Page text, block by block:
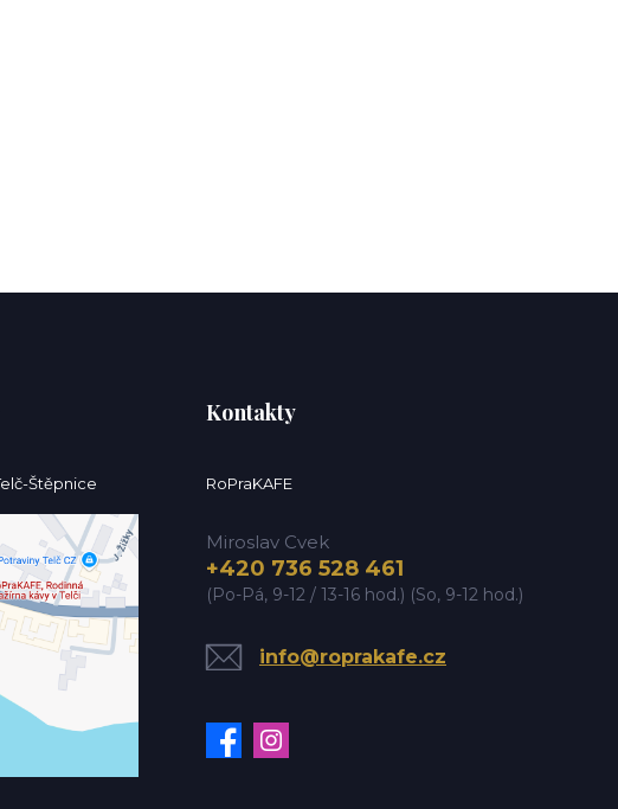
Štěpnice
Kontakty
RoPraKAFE
Miroslav Cvek
+420 736 528 461
(Po-Pá, 9-12 / 13-16 hod.) (So, 9-12 hod.)
info@roprakafe.cz